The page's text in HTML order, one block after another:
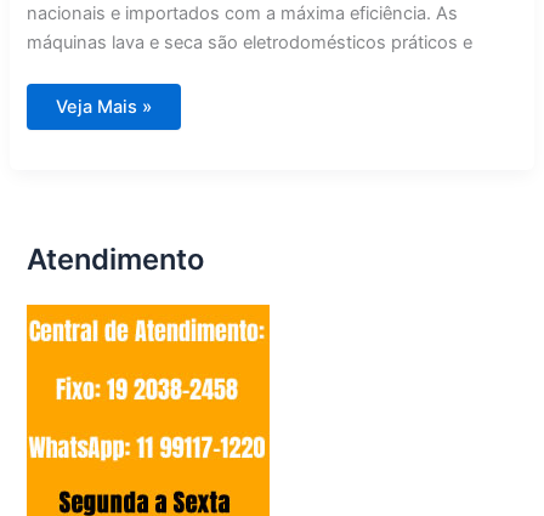
nacionais e importados com a máxima eficiência. As
máquinas lava e seca são eletrodomésticos práticos e
Assistência
Técnica
Veja Mais »
Atendimento